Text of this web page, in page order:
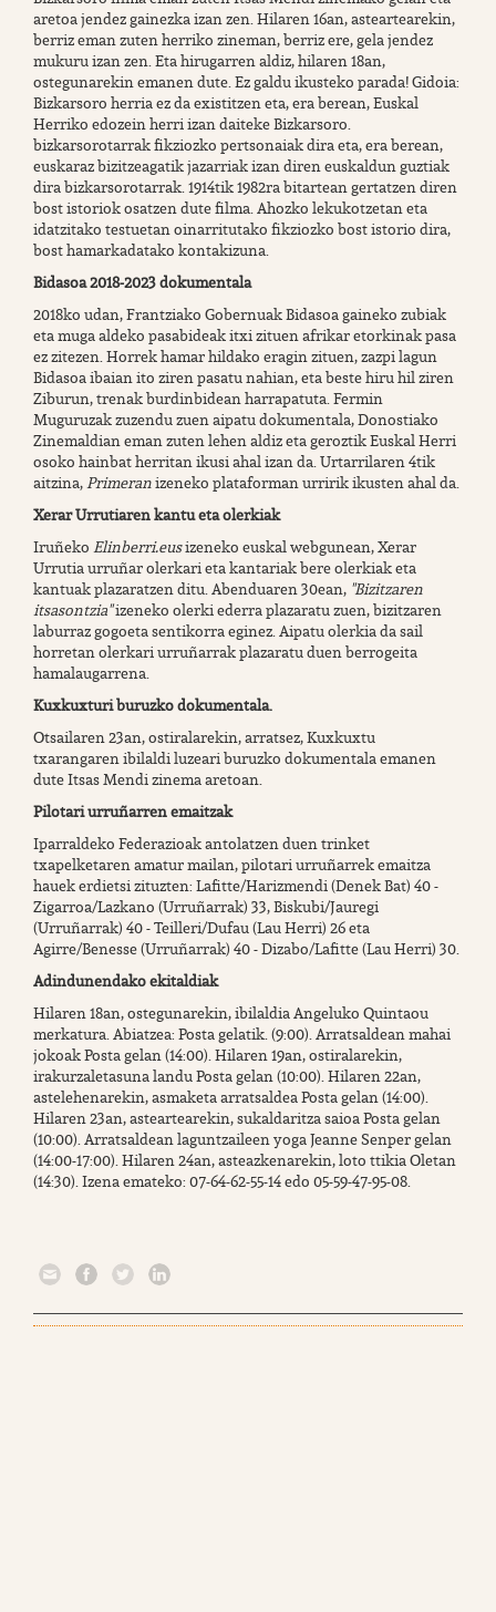
aretoa jendez gainezka izan zen. Hilaren 16an, asteartearekin,
berriz eman zuten herriko zineman, berriz ere, gela jendez
mukuru izan zen. Eta hirugarren aldiz, hilaren 18an,
ostegunarekin emanen dute. Ez galdu ikusteko parada! Gidoia:
Bizkarsoro herria ez da existitzen eta, era berean, Euskal
Herriko edozein herri izan daiteke Bizkarsoro.
bizkarsorotarrak fikziozko pertsonaiak dira eta, era berean,
euskaraz bizitzeagatik jazarriak izan diren euskaldun guztiak
dira bizkarsorotarrak. 1914tik 1982ra bitartean gertatzen diren
bost istoriok osatzen dute filma. Ahozko lekukotzetan eta
idatzitako testuetan oinarritutako fikziozko bost istorio dira,
bost hamarkadatako kontakizuna.
Bidasoa 2018-2023 dokumentala
2018ko udan, Frantziako Gobernuak Bidasoa gaineko zubiak
eta muga aldeko pasabideak itxi zituen afrikar etorkinak pasa
ez zitezen. Horrek hamar hildako eragin zituen, zazpi lagun
Bidasoa ibaian ito ziren pasatu nahian, eta beste hiru hil ziren
Ziburun, trenak burdinbidean harrapatuta. Fermin
Muguruzak zuzendu zuen aipatu dokumentala, Donostiako
Zinemaldian eman zuten lehen aldiz eta geroztik Euskal Herri
osoko hainbat herritan ikusi ahal izan da. Urtarrilaren 4tik
aitzina,Primeranizeneko plataforman urririk ikusten ahal da.
Xerar Urrutiaren kantu eta olerkiak
Iruñeko Elinberri.eusizeneko euskal webgunean, Xerar
Urrutia urruñar olerkari eta kantariak bere olerkiak eta
kantuak plazaratzen ditu. Abenduaren 30ean, "Bizitzaren
itsasontzia"izeneko olerki ederra plazaratu zuen, bizitzaren
laburraz gogoeta sentikorra eginez. Aipatu olerkia da sail
horretan olerkari urruñarrak plazaratu duen berrogeita
hamalaugarrena.
Kuxkuxturi buruzko dokumentala.
Otsailaren 23an, ostiralarekin, arratsez, Kuxkuxtu
txarangaren ibilaldi luzeari buruzko dokumentala emanen
dute Itsas Mendi zinema aretoan.
Pilotari urruñarren emaitzak
Iparraldeko Federazioak antolatzen duen trinket
txapelketaren amatur mailan, pilotari urruñarrek emaitza
hauek erdietsi zituzten: Lafitte/Harizmendi (Denek Bat) 40 -
Zigarroa/Lazkano (Urruñarrak) 33, Biskubi/Jauregi
(Urruñarrak) 40 - Teilleri/Dufau (Lau Herri) 26 eta
Agirre/Benesse (Urruñarrak) 40 - Dizabo/Lafitte (Lau Herri) 30.
Adindunendako ekitaldiak
Hilaren 18an, ostegunarekin, ibilaldia Angeluko Quintaou
merkatura. Abiatzea: Posta gelatik. (9:00). Arratsaldean mahai
jokoak Posta gelan (14:00). Hilaren 19an, ostiralarekin,
irakurzaletasuna landu Posta gelan (10:00). Hilaren 22an,
astelehenarekin, asmaketa arratsaldea Posta gelan (14:00).
Hilaren 23an, asteartearekin, sukaldaritza saioa Posta gelan
(10:00). Arratsaldean laguntzaileen yoga Jeanne Senper gelan
(14:00-17:00). Hilaren 24an, asteazkenarekin, loto ttikia Oletan
(14:30). Izena emateko: 07-64-62-55-14 edo 05-59-47-95-08.